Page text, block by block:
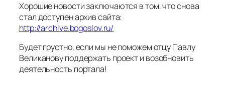
Хорошие новости заключаются в том, что снова
стал доступен архив сайта:
http://archive.bogoslov.ru/
Будет грустно, если мы не поможем отцу Павлу
Великанову поддержать проект и возобновить
деятельность портала!